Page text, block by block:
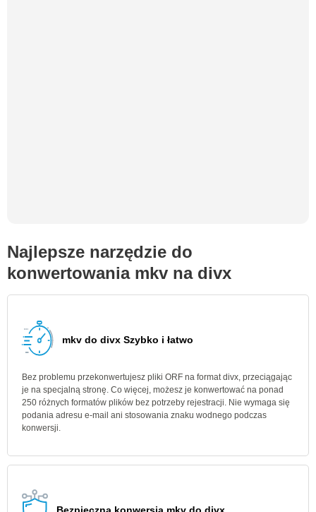
Najlepsze narzędzie do
konwertowania mkv na divx
mkv do divx Szybko i łatwo
Bez problemu przekonwertujesz pliki ORF na format divx, przeciągając
je na specjalną stronę. Co więcej, możesz je konwertować na ponad
250 różnych formatów plików bez potrzeby rejestracji. Nie wymaga się
podania adresu e-mail ani stosowania znaku wodnego podczas
konwersji.